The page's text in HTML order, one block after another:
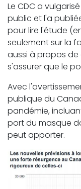
Le CDC a
public et l'a
pour lire l'étude
seulement sur la
aussi à propos
s'assurer que le
Avec
publique du
pandémie,
port du masque
peut apporter.